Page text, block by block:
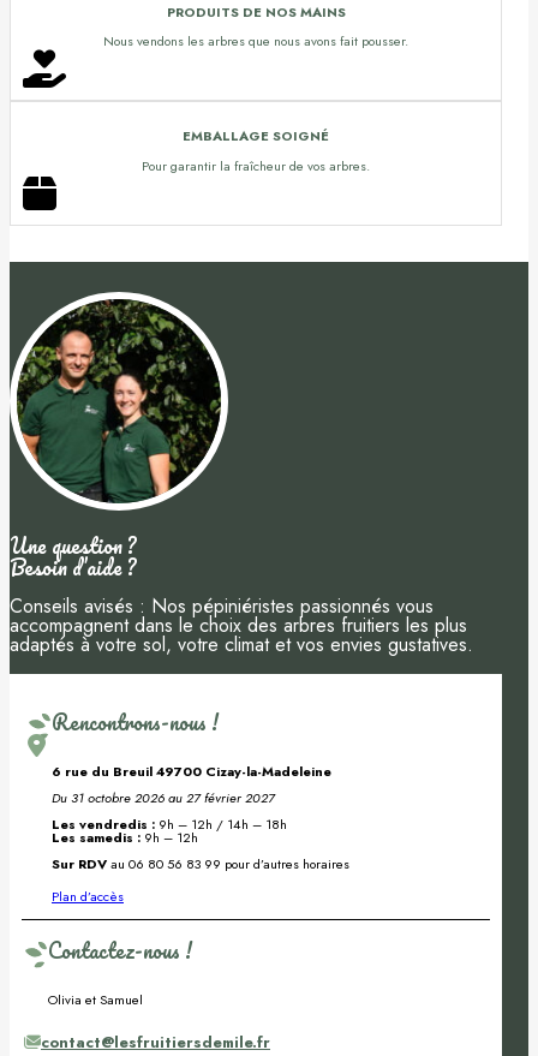
PRODUITS DE NOS MAINS
Nous vendons les arbres que nous avons fait pousser.
EMBALLAGE SOIGNÉ
Pour garantir la fraîcheur de vos arbres.
Une question ?
Besoin d’aide ?
Conseils avisés : Nos pépiniéristes passionnés vous
accompagnent dans le choix des arbres fruitiers les plus
adaptés à votre sol, votre climat et vos envies gustatives.
Rencontrons-nous !
6 rue du Breuil 49700 Cizay-la-Madeleine
Du 31 octobre 2026 au 27 février 2027
Les vendredis : 9h – 12h / 14h – 18h
Les samedis : 9h – 12h
Sur RDVau 06 80 56 83 99 pour d’autres horaires
Plan d’accès
Contactez-nous !
Olivia et Samuel
contact@lesfruitiersdemile.fr